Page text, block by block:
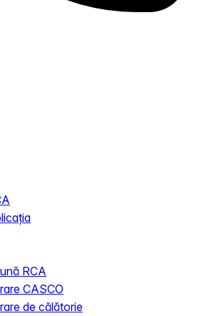
RCA
CASCO
de călătorie